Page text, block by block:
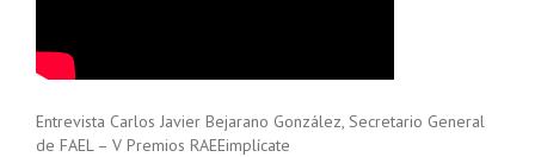
Entrevista Carlos Javier Bejarano González, Secretario General
de FAEL – V Premios RAEEimplícate